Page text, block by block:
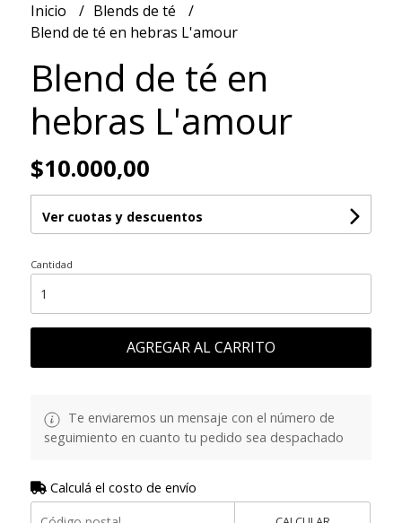
Inicio
Blends de té
Blend de té en hebras L'amour
Blend de té en
hebras L'amour
$10.000,00
Ver cuotas y descuentos
Cantidad
AGREGAR AL CARRITO
Te enviaremos un mensaje con el número de
seguimiento en cuanto tu pedido sea despachado
Calculá el costo de envío